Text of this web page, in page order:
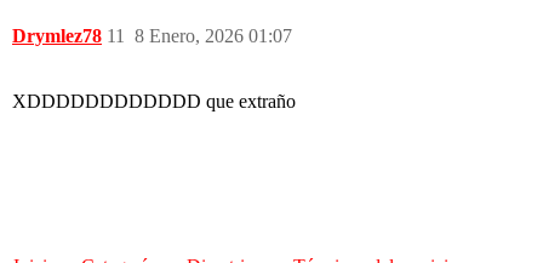
Drymlez78 8 Enero, 2026 01:07
11
XDDDDDDDDDDDD que extraño